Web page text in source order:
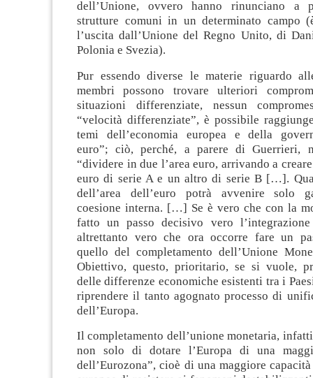
dell’Unione, ovvero hanno rinunciano a
strutture comuni in un determinato campo
l’uscita dall’Unione del Regno Unito, di
Polonia e Svezia).
Pur essendo diverse le materie riguardo
membri possono trovare ulteriori
situazioni differenziate, nessun
“velocità differenziate”, è possibile
temi dell’economia europea e della
euro”; ciò, perché, a parere di Guerrieri,
“dividere in due l’area euro, arrivando a
euro di serie A e un altro di serie B […].
dell’area dell’euro potrà avvenire solo
coesione interna. […] Se è vero che con la
fatto un passo decisivo vero l’integrazione
altrettanto vero che ora occorre fare un
quello del completamento dell’Unione
Obiettivo, questo, prioritario, se si vuole,
delle differenze economiche esistenti tra i
riprendere il tanto agognato processo di
dell’Europa.
Il completamento dell’unione monetaria,
non solo di dotare l’Europa di una
dell’Eurozona”, cioè di una maggiore